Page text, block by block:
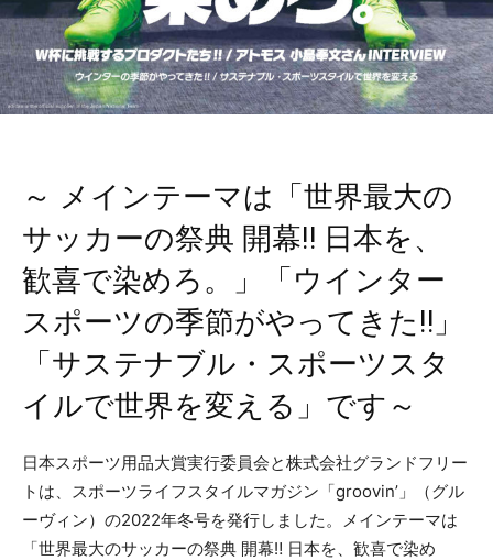
～ メインテーマは「世界最大の
サッカーの祭典 開幕‼ 日本を、
歓喜で染めろ。」「ウインター
スポーツの季節がやってきた‼」
「サステナブル・スポーツスタ
イルで世界を変える」です～
日本スポーツ用品大賞実行委員会と株式会社グランドフリー
トは、スポーツライフスタイルマガジン「groovin’」（グル
ーヴィン）の2022年冬号を発行しました。メインテーマは
「世界最大のサッカーの祭典 開幕‼ 日本を、歓喜で染め